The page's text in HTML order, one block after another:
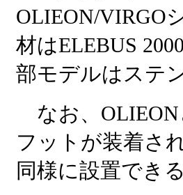
OLIEON/VIRGO
材はELEBUS
部モデルはステ
なお、OLIEON
フットが装着さ
同様に設置できる